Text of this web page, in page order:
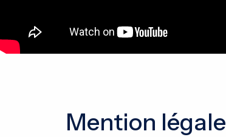
Mention légale